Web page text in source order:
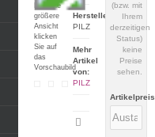
Für eine
größere
Ansicht
klicken
Sie auf
das
Vorschaubild
(bzw. mit
Ihrem
derzeitigen
Status)
keine
Preise
sehen.
Artikelpreis
Hersteller:
PILZ
Mehr
Artikel
von:
PILZ
Artikeldatenblatt